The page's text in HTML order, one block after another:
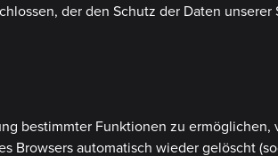
der den Schutz der Daten
bestimmter Funktionen zu
automatisch wieder gelöscht